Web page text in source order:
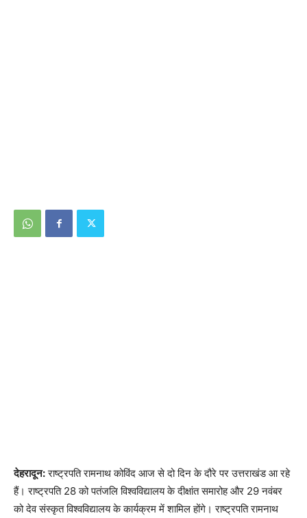
देहरादून:राष्ट्रपति रामनाथ कोविंद आज से दो दिन के दौरे पर उत्तराखंड आ रहे
हैं। राष्ट्रपति 28 को पतंजलि विश्वविद्यालय के दीक्षांत समारोह और 29 नवंबर
को देव संस्कृत विश्वविद्यालय के कार्यक्रम में शामिल होंगे। राष्ट्रपति रामनाथ